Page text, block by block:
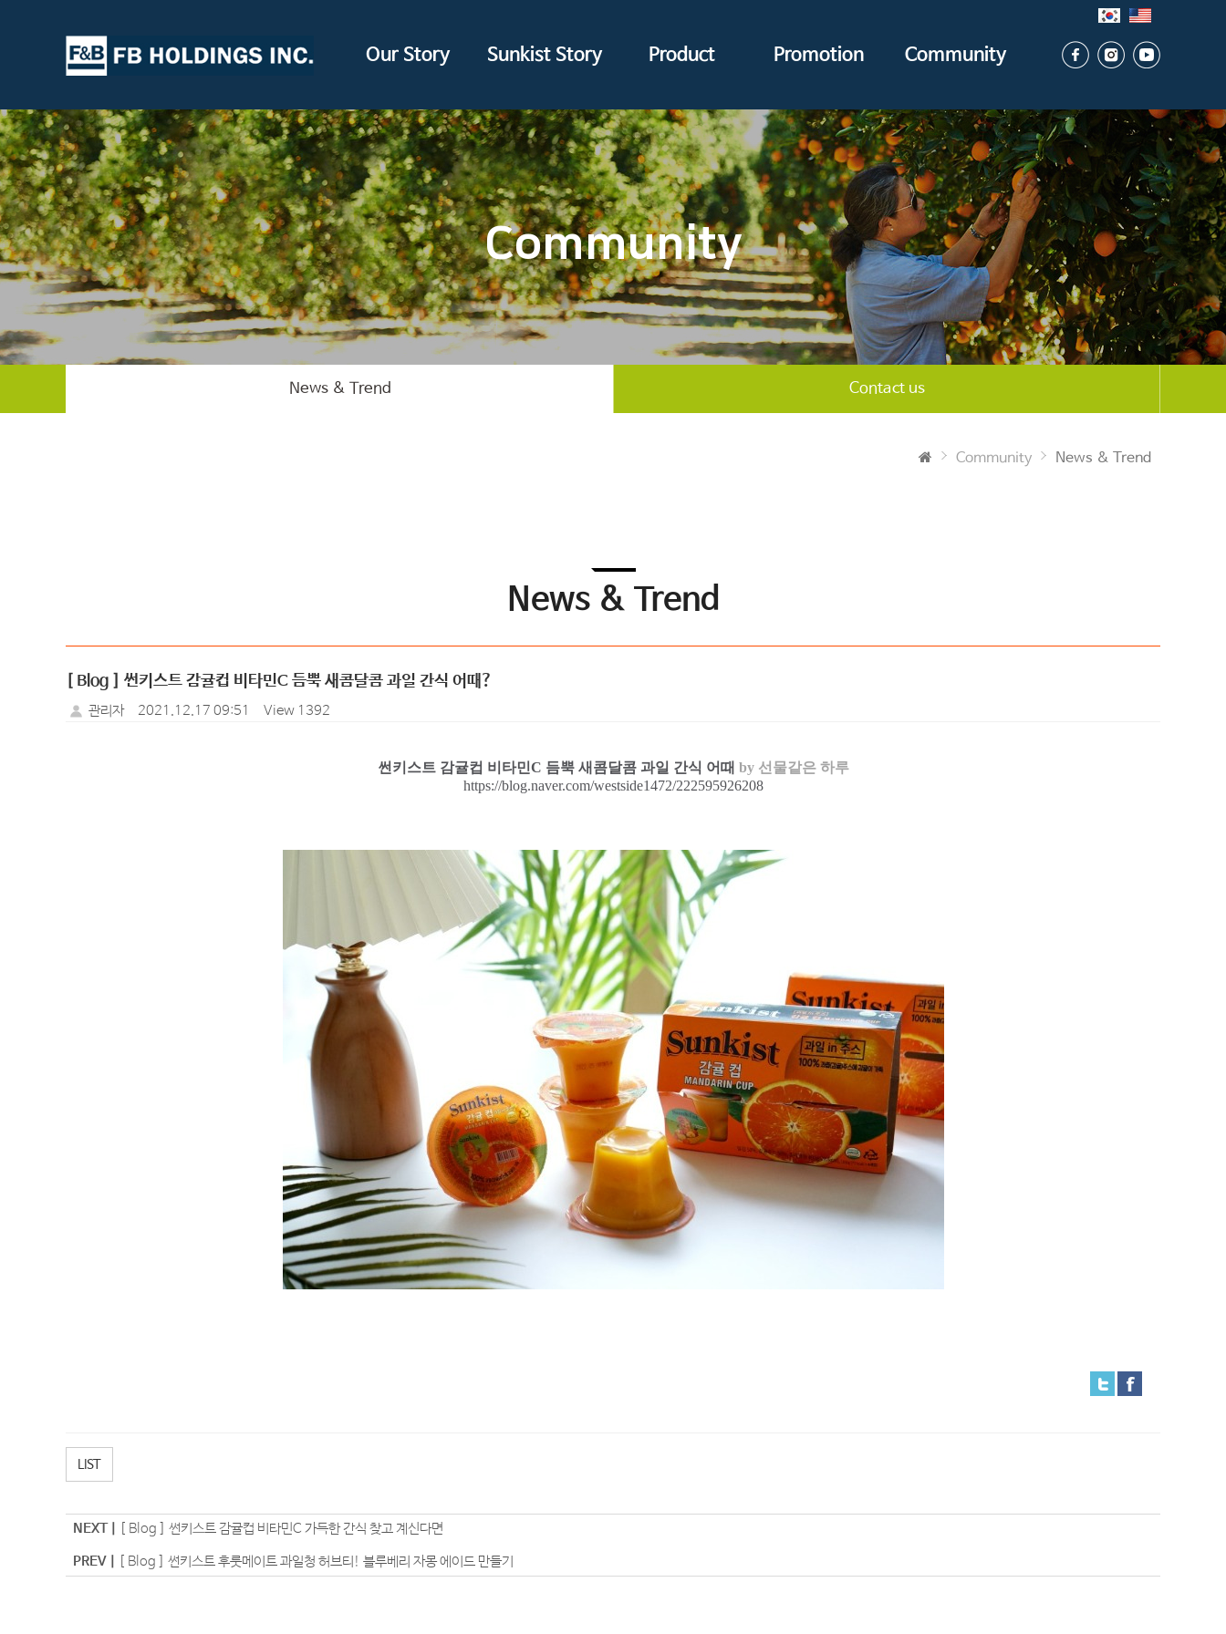
Our Story Sunkist Story Product Promotion Community
Community
News & Trend Contact us
Community News & Trend
News & Trend
[ Blog ] 썬키스트 감귤컵 비타민C 듬뿍 새콤달콤 과일 간식 어때?
관리자 2021.12.17 09:51 View 1392
썬키스트 감귤컵 비타민C 듬뿍 새콤달콤 과일 간식 어때 by 선물같은 하루
https://blog.naver.com/westside1472/222595926208
LIST
NEXT | [ Blog ] 썬키스트 감귤컵 비타민C 가득한 간식 찾고 계신다면
PREV | [ Blog ] 썬키스트 후룻메이트 과일청 허브티! 블루베리 자몽 에이드 만들기